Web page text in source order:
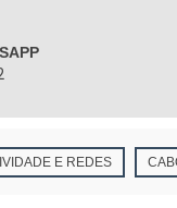
E REDES